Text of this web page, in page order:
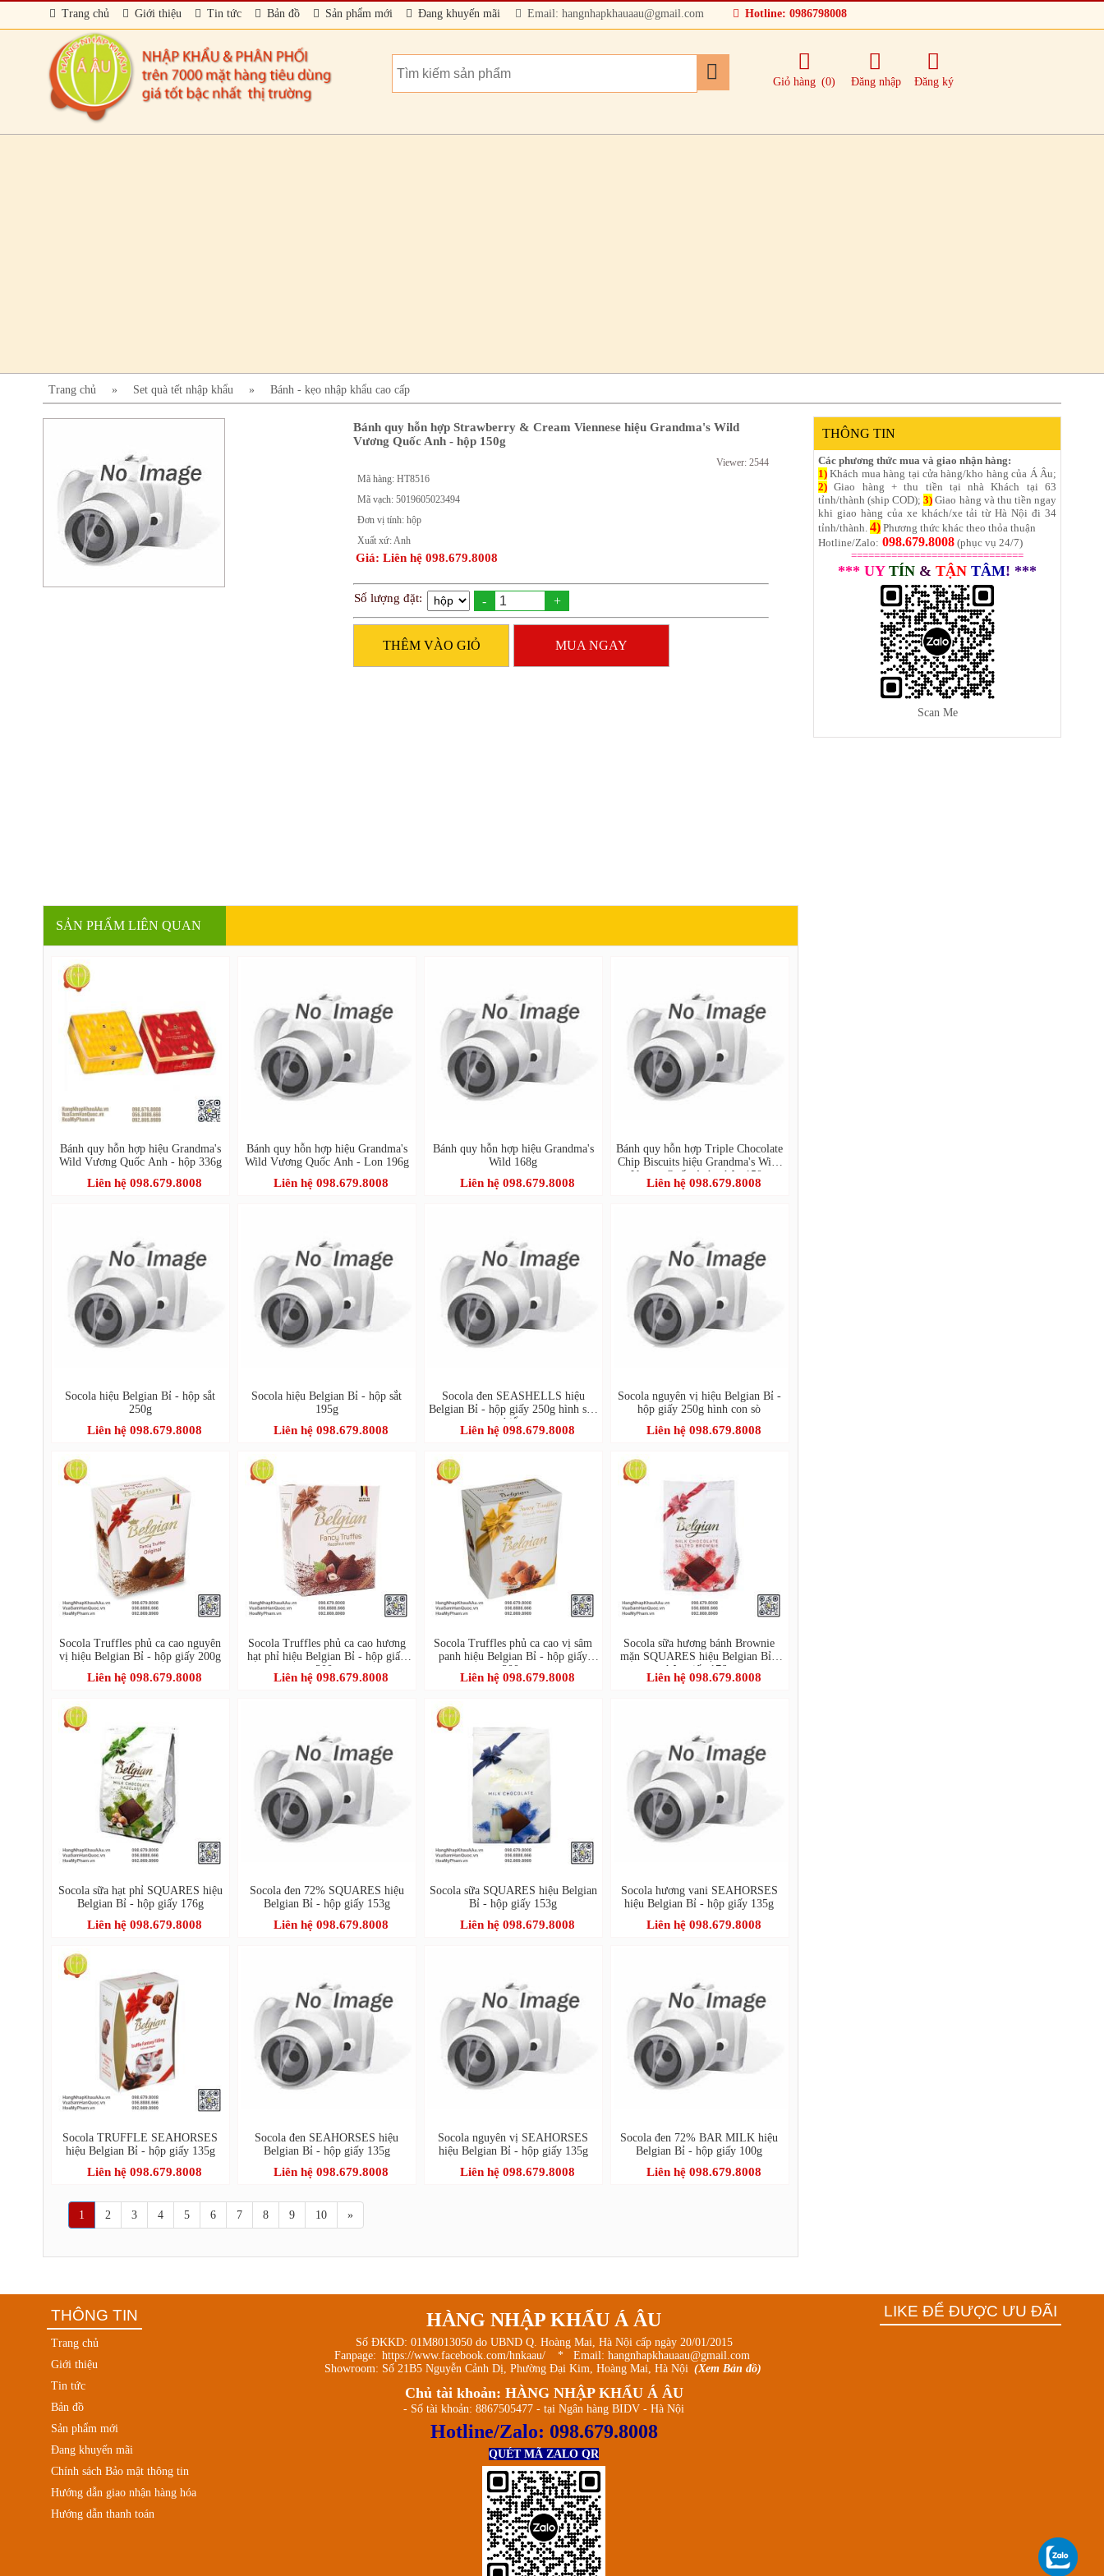
Trang chủ Giới thiệu Tin tức Bản đồ Sản phẩm mới Đang khuyến mãi Email: hangnhapkhauaau@gmail.com Hotline: 0986798008
Giỏ hàng (0) Đăng nhập Đăng ký
Trang chủ » Set quà tết nhập khẩu » Bánh - kẹo nhập khẩu cao cấp
Bánh quy hỗn hợp Strawberry & Cream Viennese hiệu Grandma's Wild
Vương Quốc Anh - hộp 150g
Viewer: 2544
Mã hàng: HT8516
Mã vạch: 5019605023494
Đơn vị tính: hộp
Xuất xứ: Anh
Giá: Liên hệ 098.679.8008
Số lượng đặt: - +
THÊM VÀO GIỎ MUA NGAY
SẢN PHẨM LIÊN QUAN
Bánh quy hỗn hợp hiệu Grandma's
Wild Vương Quốc Anh - hộp 336g
Liên hệ 098.679.8008
Bánh quy hỗn hợp hiệu Grandma's
Wild Vương Quốc Anh - Lon 196g
Liên hệ 098.679.8008
Bánh quy hỗn hợp hiệu Grandma's
Wild 168g
Liên hệ 098.679.8008
Bánh quy hỗn hợp Triple Chocolate
Chip Biscuits hiệu Grandma's Wild
Vương Quốc Anh - hộp 150g
Liên hệ 098.679.8008
Socola hiệu Belgian Bỉ - hộp sắt
250g
Liên hệ 098.679.8008
Socola hiệu Belgian Bỉ - hộp sắt
195g
Liên hệ 098.679.8008
Socola đen SEASHELLS hiệu
Belgian Bỉ - hộp giấy 250g hình sao
biển
Liên hệ 098.679.8008
Socola nguyên vị hiệu Belgian Bỉ -
hộp giấy 250g hình con sò
Liên hệ 098.679.8008
Socola Truffles phủ ca cao nguyên
vị hiệu Belgian Bỉ - hộp giấy 200g
Liên hệ 098.679.8008
Socola Truffles phủ ca cao hương
hạt phỉ hiệu Belgian Bỉ - hộp giấy
200g
Liên hệ 098.679.8008
Socola Truffles phủ ca cao vị sâm
panh hiệu Belgian Bỉ - hộp giấy
200g
Liên hệ 098.679.8008
Socola sữa hương bánh Brownie
mặn SQUARES hiệu Belgian Bỉ -
hộp giấy 176g
Liên hệ 098.679.8008
Socola sữa hạt phỉ SQUARES hiệu
Belgian Bỉ - hộp giấy 176g
Liên hệ 098.679.8008
Socola đen 72% SQUARES hiệu
Belgian Bỉ - hộp giấy 153g
Liên hệ 098.679.8008
Socola sữa SQUARES hiệu Belgian
Bỉ - hộp giấy 153g
Liên hệ 098.679.8008
Socola hương vani SEAHORSES
hiệu Belgian Bỉ - hộp giấy 135g
Liên hệ 098.679.8008
Socola TRUFFLE SEAHORSES
hiệu Belgian Bỉ - hộp giấy 135g
Liên hệ 098.679.8008
Socola đen SEAHORSES hiệu
Belgian Bỉ - hộp giấy 135g
Liên hệ 098.679.8008
Socola nguyên vị SEAHORSES
hiệu Belgian Bỉ - hộp giấy 135g
Liên hệ 098.679.8008
Socola đen 72% BAR MILK hiệu
Belgian Bỉ - hộp giấy 100g
Liên hệ 098.679.8008
1 2 3 4 5 6 7 8 9 10 »
THÔNG TIN
Các phương thức mua và giao nhận hàng:
1) Khách mua hàng tại cửa hàng/kho hàng của Á Âu;
2) Giao hàng + thu tiền tại nhà Khách tại 63
tỉnh/thành (ship COD);3) Giao hàng và thu tiền ngay
khi giao hàng của xe khách/xe tải từ Hà Nội đi 34
tỉnh/thành. 4) Phương thức khác theo thỏa thuận
Hotline/Zalo: 098.679.8008 (phục vụ 24/7)
==============================
*** UY TÍN & TẬN TÂM! ***
Scan Me
THÔNG TIN
Trang chủ
Giới thiệu
Tin tức
Bản đồ
Sản phẩm mới
Đang khuyến mãi
Chính sách Bảo mật thông tin
Hướng dẫn giao nhận hàng hóa
Hướng dẫn thanh toán
HÀNG NHẬP KHẨU Á ÂU
Số ĐKKD: 01M8013050 do UBND Q. Hoàng Mai, Hà Nội cấp ngày 20/01/2015
Fanpage: https://www.facebook.com/hnkaau/
* Email: hangnhapkhauaau@gmail.com
Showroom: Số 21B5 Nguyễn Cảnh Dị, Phường Đại Kim, Hoàng Mai, Hà Nội (Xem Bản đồ)
Chủ tài khoản: HÀNG NHẬP KHẨU Á ÂU
- Số tài khoản: 8867505477 - tại Ngân hàng BIDV - Hà Nội
Hotline/Zalo: 098.679.8008
QUÉT MÃ ZALO QR
LIKE ĐỂ ĐƯỢC ƯU ĐÃI